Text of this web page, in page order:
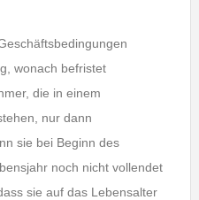
wonach befristet
die in einem
nur dann
sie bei Beginn des
noch nicht vollendet
sie auf das Lebensalter